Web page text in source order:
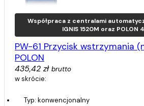
Współpraca z centralami
IGNIS 1520M oraz POLON
PW-61 Przycisk wstrzymania
POLON
435,42 zł brutto
w skrócie:
Typ: konwencjonalny